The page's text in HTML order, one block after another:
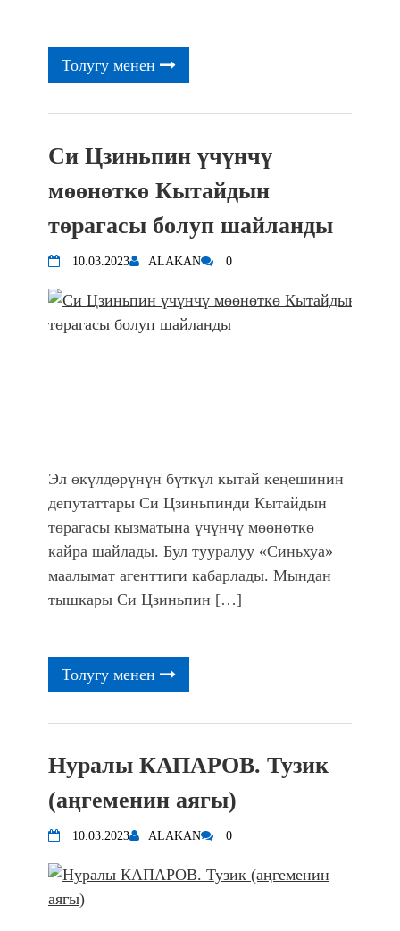
Толугу менен
Си Цзиньпин үчүнчү
мөөнөткө Кытайдын
төрагасы болуп шайланды
10.03.2023 ALAKAN 0
Эл өкүлдөрүнүн бүткүл кытай кеңешинин
депутаттары Си Цзиньпинди Кытайдын
төрагасы кызматына үчүнчү мөөнөткө
кайра шайлады. Бул тууралуу «Синьхуа»
маалымат агенттиги кабарлады. Мындан
тышкары Си Цзиньпин […]
Толугу менен
Нуралы КАПАРОВ. Тузик
(аңгеменин аягы)
10.03.2023 ALAKAN 0